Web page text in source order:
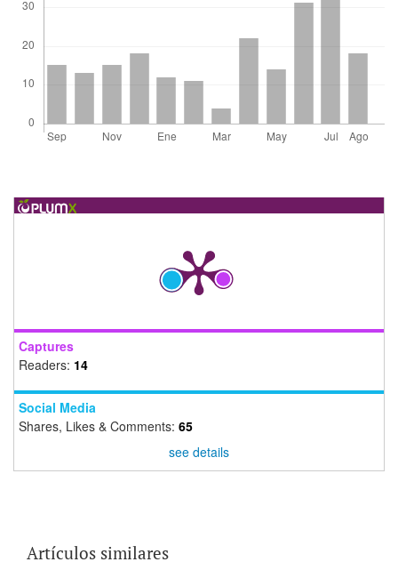
Captures
Readers: 14
Social Media
Shares, Likes & Comments: 65
see details
Artículos similares